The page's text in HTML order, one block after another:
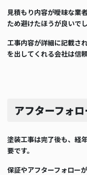
見積もり内容が曖昧な業
ため避けたほうが良いでし
工事内容が詳細に記載さ
を出してくれる会社は信頼
アフターフォ
塗装工事は完了後も、経
要です。
保証やアフターフォロー